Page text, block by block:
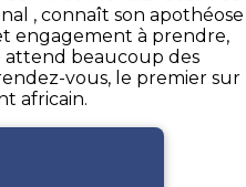
, connaît son apothéose
engagement à prendre,
attend beaucoup des
vous, le premier sur
africain.